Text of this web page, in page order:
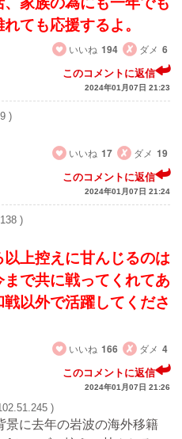
ても応援するよ。
いいね 194 ダメ 6
このコメントに返信
2024年01月07日 21:23
)
いいね 17 ダメ 19
このコメントに返信
2024年01月07日 21:24
)
上控えに甘んじるのは
で共に戦ってくれてあ
以外で活躍してくださ
いいね 166 ダメ 4
このコメントに返信
2024年01月07日 21:26
)
景に去年の岩波の海外移籍